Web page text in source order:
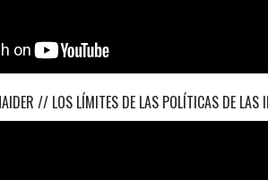
// LOS LÍMITES DE LAS POLÍTICAS DE LAS